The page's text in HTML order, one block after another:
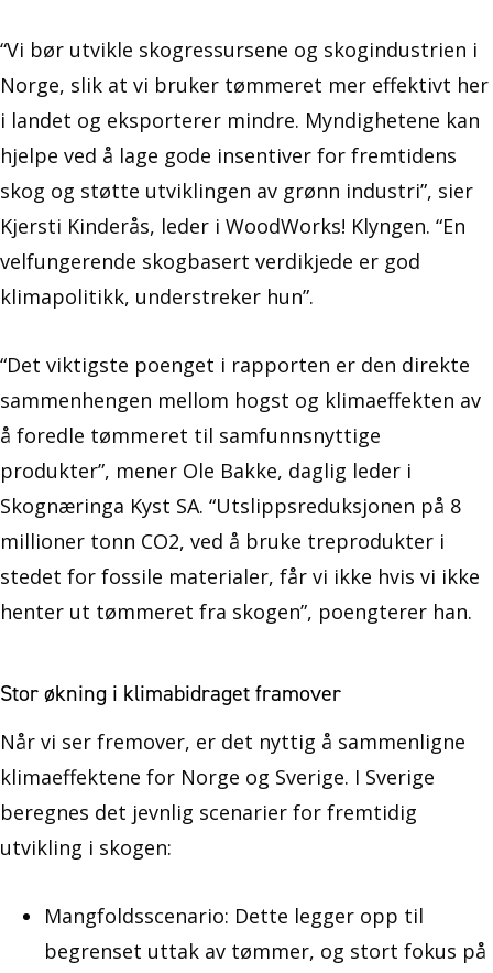
“Vi bør utvikle skogressursene og skogindustrien i
Norge, slik at vi bruker tømmeret mer effektivt her
i landet og eksporterer mindre. Myndighetene kan
hjelpe ved å lage gode insentiver for fremtidens
skog og støtte utviklingen av grønn industri”, sier
Kjersti Kinderås, leder i WoodWorks! Klyngen. “En
velfungerende skogbasert verdikjede er god
klimapolitikk, understreker hun”.
“Det viktigste poenget i rapporten er den direkte
sammenhengen mellom hogst og klimaeffekten av
å foredle tømmeret til samfunnsnyttige
produkter”, mener Ole Bakke, daglig leder i
Skognæringa Kyst SA. “Utslippsreduksjonen på 8
millioner tonn CO2, ved å bruke treprodukter i
stedet for fossile materialer, får vi ikke hvis vi ikke
henter ut tømmeret fra skogen”, poengterer han.
Stor økning i klimabidraget framover
Når vi ser fremover, er det nyttig å sammenligne
klimaeffektene for Norge og Sverige. I Sverige
beregnes det jevnlig scenarier for fremtidig
utvikling i skogen:
Mangfoldsscenario: Dette legger opp til
begrenset uttak av tømmer, og stort fokus på